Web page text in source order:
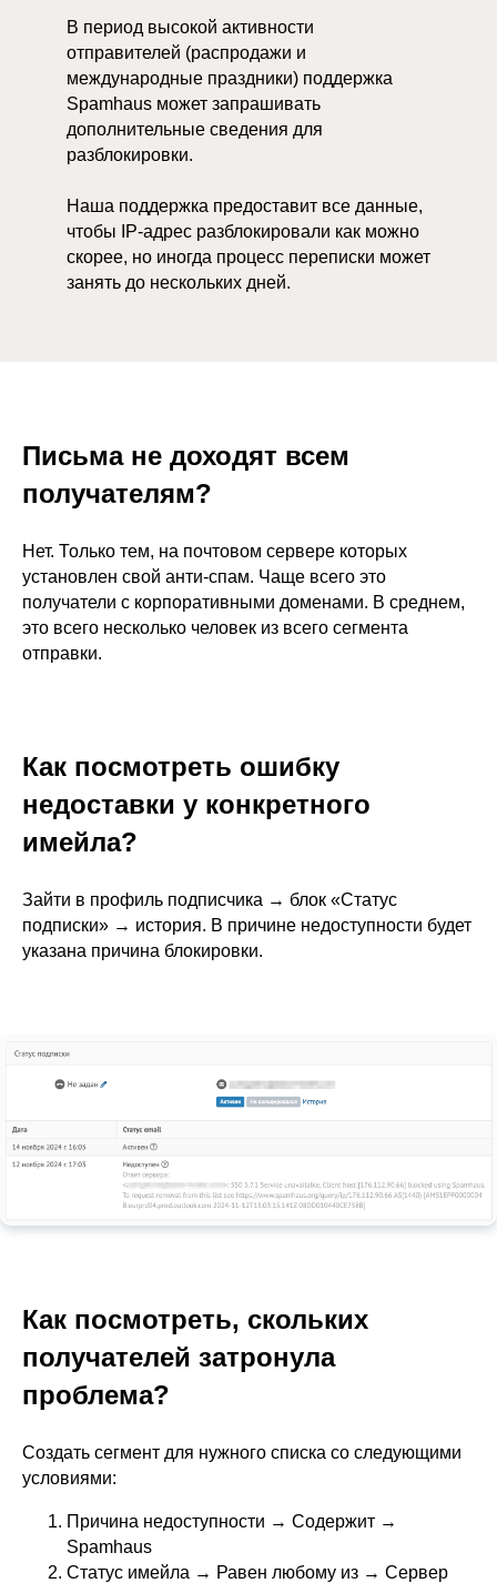
В период высокой активности
отправителей (распродажи и
международные праздники) поддержка
Spamhaus может запрашивать
дополнительные сведения для
разблокировки.
Наша поддержка предоставит все данные,
чтобы IP-адрес разблокировали как можно
скорее, но иногда процесс переписки может
занять до нескольких дней.
Письма не доходят всем
получателям?
Нет. Только тем, на почтовом сервере которых
установлен свой анти-спам. Чаще всего это
получатели с корпоративными доменами. В среднем,
это всего несколько человек из всего сегмента
отправки.
Как посмотреть ошибку
недоставки у конкретного
имейла?
Зайти в профиль подписчика → блок «Статус
подписки» → история. В причине недоступности будет
указана причина блокировки.
Как посмотреть, скольких
получателей затронула
проблема?
Создать сегмент для нужного списка со следующими
условиями:
Причина недоступности → Содержит →
Spamhaus
Статус имейла → Равен любому из → Сервер